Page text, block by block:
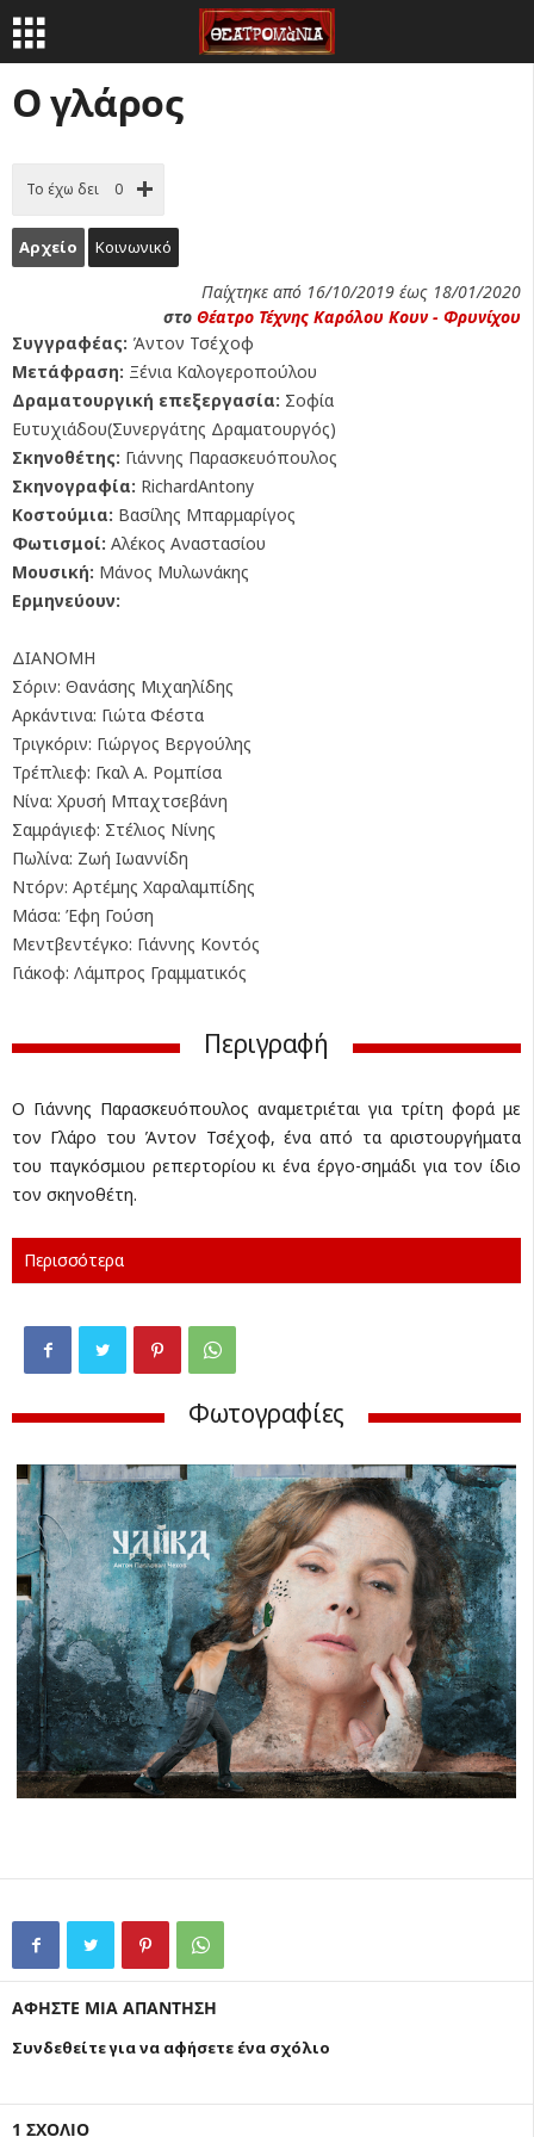
Ο γλάρος
Το έχω δει 0
Αρχείο Κοινωνικό
Παίχτηκε από 16/10/2019 έως 18/01/2020
στο Θέατρο Τέχνης Καρόλου Κουν - Φρυνίχου
Συγγραφέας: Άντον Τσέχοφ
Μετάφραση: Ξένια Καλογεροπούλου
Δραματουργική επεξεργασία: Σοφία
Ευτυχιάδου(Συνεργάτης Δραματουργός)
Σκηνοθέτης: Γιάννης Παρασκευόπουλος
Σκηνογραφία: RichardAntony
Κοστούμια: Βασίλης Μπαρμαρίγος
Φωτισμοί: Αλέκος Αναστασίου
Μουσική: Μάνος Μυλωνάκης
Ερμηνεύουν:
ΔΙΑΝΟΜΗ
Σόριν: Θανάσης Μιχαηλίδης
Αρκάντινα: Γιώτα Φέστα
Τριγκόριν: Γιώργος Βεργούλης
Τρέπλιεφ: Γκαλ Α. Ρομπίσα
Νίνα: Χρυσή Μπαχτσεβάνη
Σαμράγιεφ: Στέλιος Νίνης
Πωλίνα: Ζωή Ιωαννίδη
Ντόρν: Αρτέμης Χαραλαμπίδης
Μάσα: Έφη Γούση
Μεντβεντέγκο: Γιάννης Κοντός
Γιάκοφ: Λάμπρος Γραμματικός
Περιγραφή
Ο Γιάννης Παρασκευόπουλος αναμετριέται για τρίτη φορά με
τον Γλάρο του Άντον Τσέχοφ, ένα από τα αριστουργήματα
του παγκόσμιου ρεπερτορίου κι ένα έργο-σημάδι για τον ίδιο
τον σκηνοθέτη.
Περισσότερα
Φωτογραφίες
1 ΣΧΟΛΙΟ
ΑΦΗΣΤΕ ΜΙΑ ΑΠΑΝΤΗΣΗ
Συνδεθείτε για να αφήσετε ένα σχόλιο